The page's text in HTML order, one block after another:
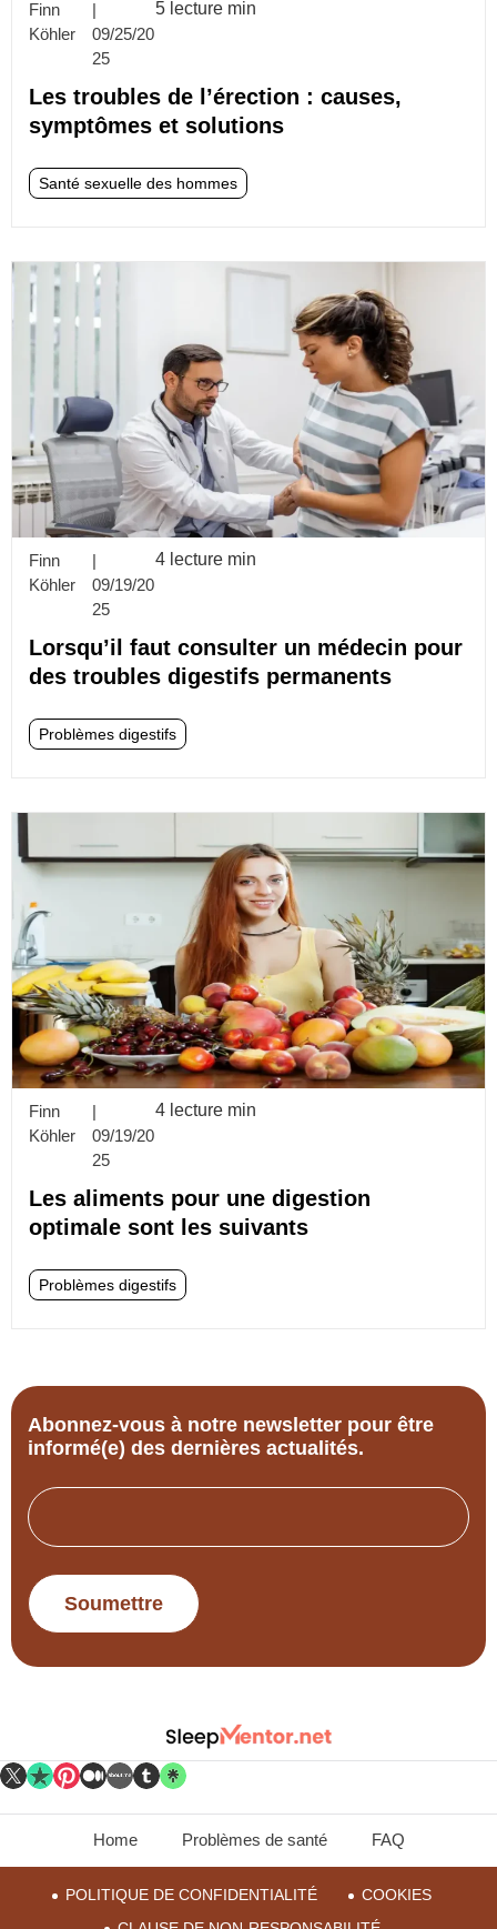
Finn
Köhler
|
09/25/20
25
5 lecture min
Les troubles de l’érection : causes,
symptômes et solutions
Santé sexuelle des hommes
Finn
Köhler
|
09/19/20
25
4 lecture min
Lorsqu’il faut consulter un médecin pour
des troubles digestifs permanents
Problèmes digestifs
Finn
Köhler
|
09/19/20
25
4 lecture min
Les aliments pour une digestion
optimale sont les suivants
Problèmes digestifs
Abonnez-vous à notre newsletter pour être
informé(e) des dernières actualités.
Email
Home Problèmes de santé FAQ
POLITIQUE DE CONFIDENTIALITÉ
COOKIES